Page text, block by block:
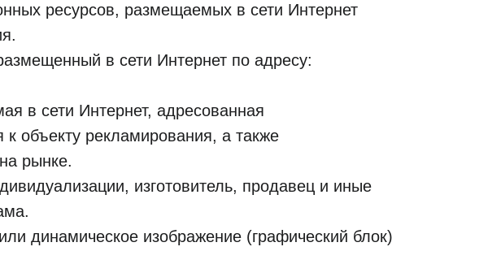
ресурсов, размещаемых в сети Интернет
в сети Интернет по адресу:
в сети Интернет, адресованная
объекту рекламирования, а также
рынке.
изготовитель, продавец и иные
динамическое изображение (графический блок)